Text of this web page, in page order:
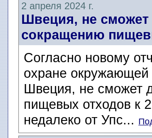
2 апреля 2024 г.
Швеция, не сможет
сокращению
Согласно новому
охране
Швеция, не сможет
пищевых отходов к
недалеко от Упс...